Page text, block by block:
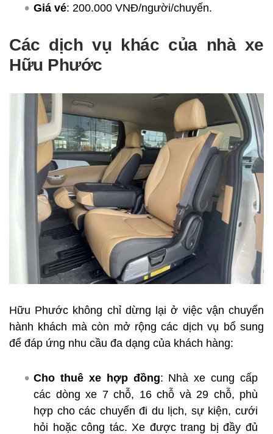
Giá vé: 200.000 VNĐ/người/chuyến.
Các dịch vụ khác của nhà xe
Hữu Phước
Hữu Phước không chỉ dừng lại ở việc vận chuyển
hành khách mà còn mở rộng các dịch vụ bổ sung
để đáp ứng nhu cầu đa dạng của khách hàng:
Cho thuê xe hợp đồng: Nhà xe cung cấp
các dòng xe 7 chỗ, 16 chỗ và 29 chỗ, phù
hợp cho các chuyến đi du lịch, sự kiện, cưới
hỏi hoặc công tác. Xe được trang bị đầy đủ